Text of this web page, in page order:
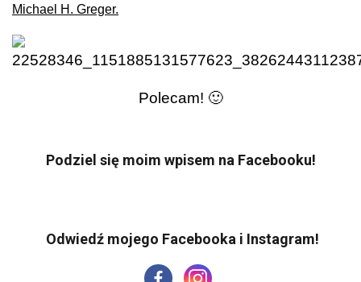
Michael H. Greger.
Polecam! 🙂
Podziel się moim wpisem na Facebooku!